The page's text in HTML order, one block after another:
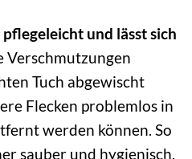
und lässt sich
Verschmutzungen
Tuch abgewischt
Flecken problemlos in
werden können. So
sauber und hygienisch,